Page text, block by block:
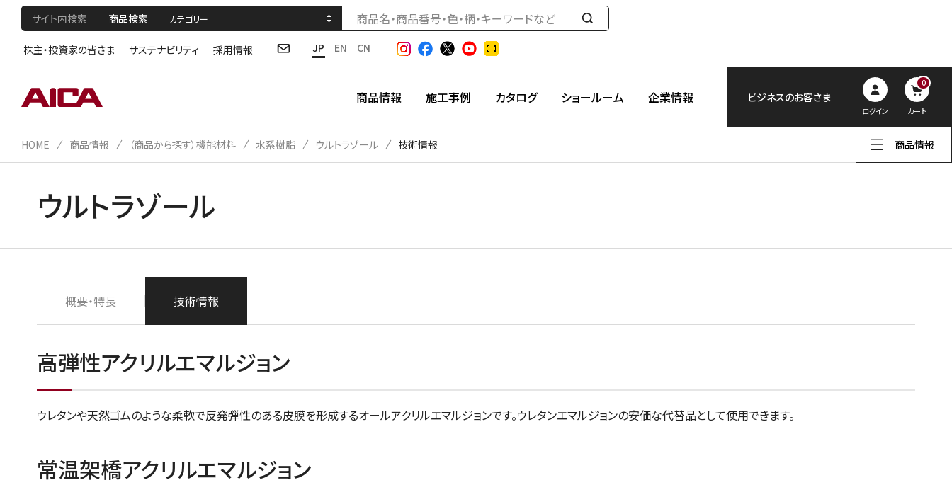
サイト内検索 商品検索
検
す
株主・投資家の皆さま サステナビリティ 採用情報 JP EN CN
商品情報 施工事例 カタログ ショールーム 企業情報 ビジネスのお客さま
ログイン
0
カート
商品情報
HOME 商品情報 （商品から探す）機能材料 水系樹脂 ウルトラゾール 技術情報
ウルトラゾール
概要・特長 技術情報
高弾性アクリルエマルジョン
ウレタンや天然ゴムのような柔軟で反発弾性のある皮膜を形成するオールアクリルエマルジョンです。ウレタンエマルジョンの安価な代替品として使用できます。
常温架橋アクリルエマルジョン